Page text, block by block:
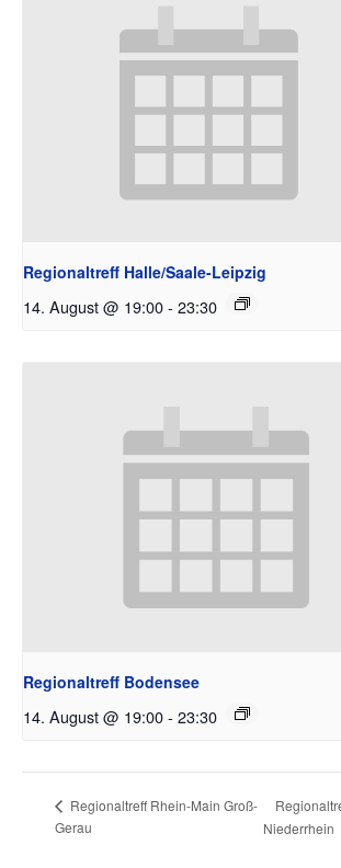
Regionaltreff Halle/Saale-Leipzig
14. August @ 19:00- 23:30
Regionaltreff Bodensee
14. August @ 19:00- 23:30
Regionaltreff Rhein-Main Groß-
Gerau
Niederrhein